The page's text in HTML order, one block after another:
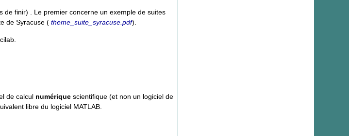
de finir) . Le premier concerne un exemple de suites
de Syracuse ( theme_suite_syracuse.pdf).
de calcul numérique scientifique (et non un logiciel de
libre du logiciel MATLAB.